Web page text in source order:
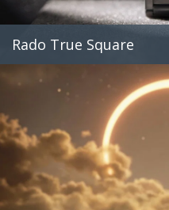
Rado True Square